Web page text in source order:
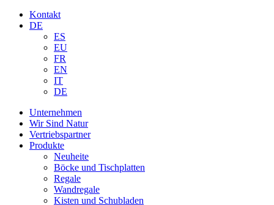
Kontakt
DE
ES
EU
FR
EN
IT
DE
Unternehmen
Wir Sind Natur
Vertriebspartner
Produkte
Neuheite
Böcke und Tischplatten
Regale
Wandregale
Kisten und Schubladen